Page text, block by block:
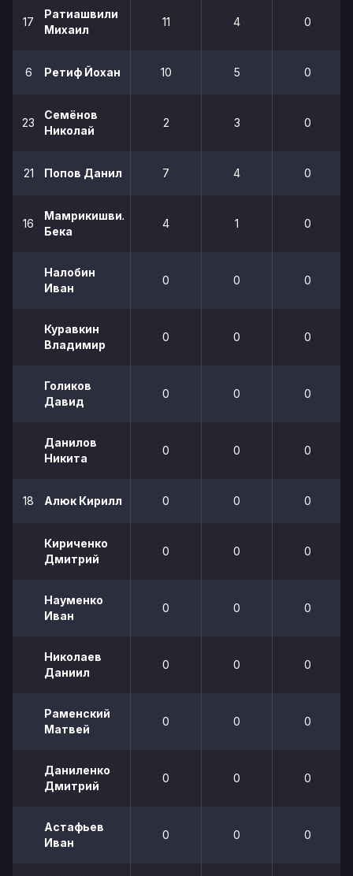
17
Ратиашвили
Михаил
11 4 0
6 Ретиф Йохан 10 5 0
23
Семёнов
Николай
2 3 0
21 Попов Данил 7 4 0
16
Мамрикишвили
Бека
4 1 0
Налобин
Иван
0 0 0
Куравкин
Владимир
0 0 0
Голиков
Давид
0 0 0
Данилов
Никита
0 0 0
18 Алюк Кирилл 0 0 0
Кириченко
Дмитрий
0 0 0
Науменко
Иван
0 0 0
Николаев
Даниил
0 0 0
Раменский
Матвей
0 0 0
Даниленко
Дмитрий
0 0 0
Астафьев
Иван
0 0 0